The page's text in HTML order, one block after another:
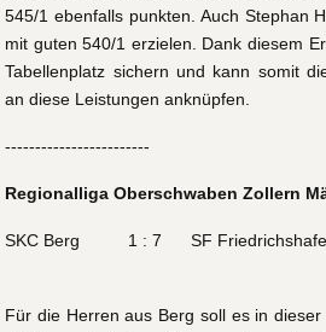
545/1 ebenfalls punkten. Auch Stephan
mit guten 540/1 erzielen. Dank diesem
Tabellenplatz sichern und kann somit
an diese Leistungen anknüpfen.
------------------------
Regionalliga Oberschwaben Zollern
SKC Berg 1 : 7 SF
Für die Herren aus Berg soll es in